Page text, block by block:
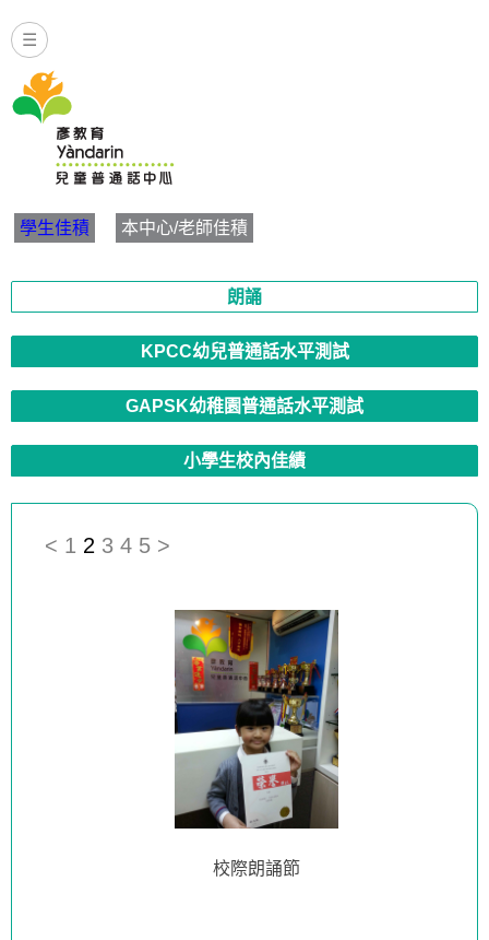
☰
Yandarin - 朗誦 | 學生佳積
學生佳積 本中心/老師佳積
朗誦
KPCC幼兒普通話水平測試
GAPSK幼稚園普通話水平測試
小學生校內佳績
< 1 2 3 4 5 >
校際朗誦節